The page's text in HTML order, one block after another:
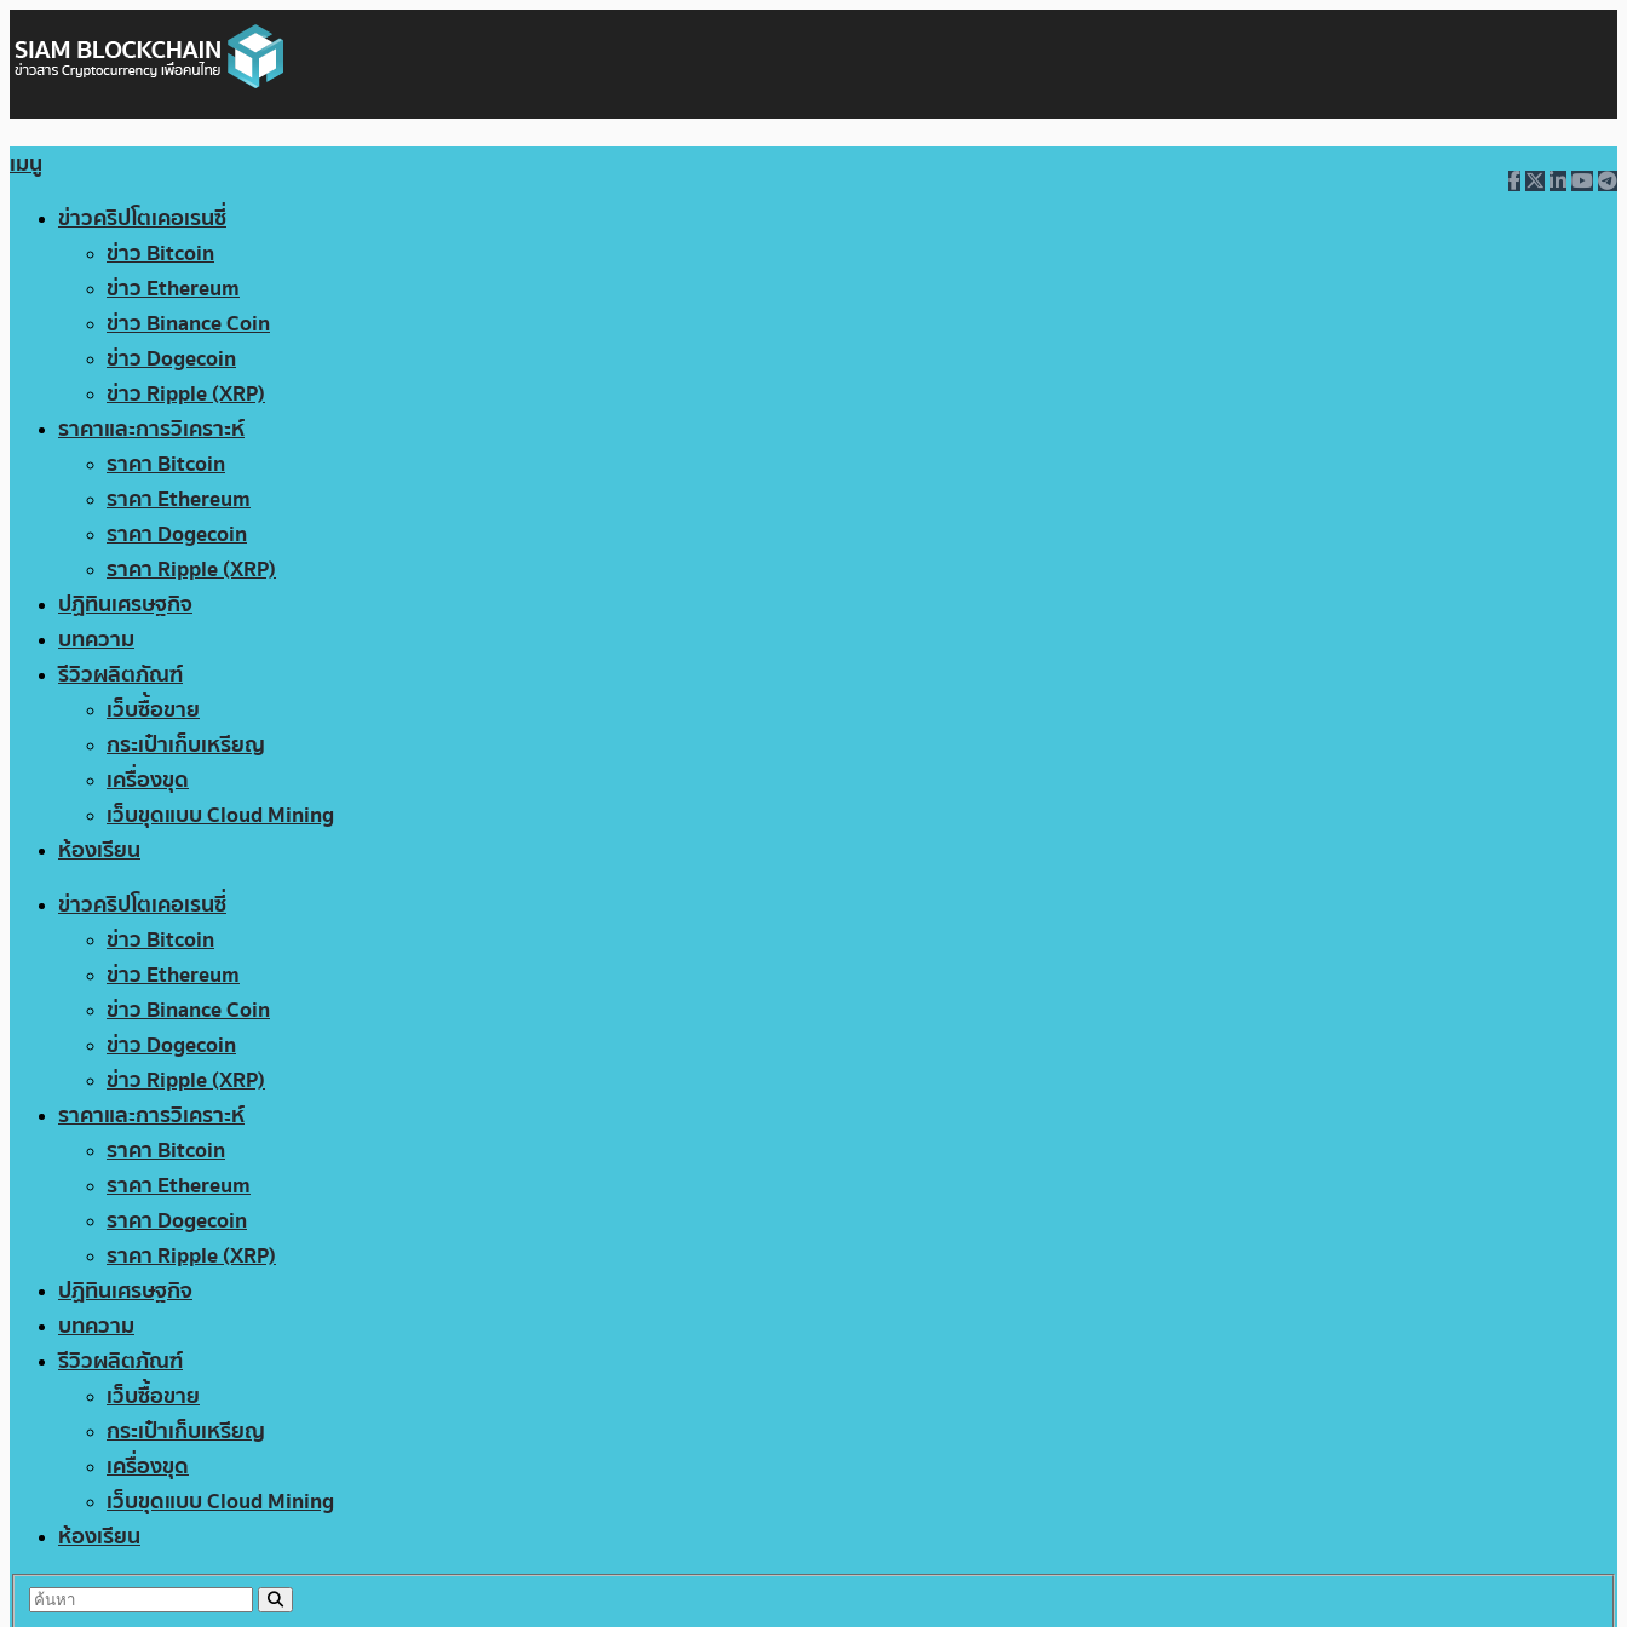
เมนู
ข่าวคริปโตเคอเรนซี่
ข่าว Bitcoin
ข่าว Ethereum
ข่าว Binance Coin
ข่าว Dogecoin
ข่าว Ripple (XRP)
ราคาและการวิเคราะห์
ราคา Bitcoin
ราคา Ethereum
ราคา Dogecoin
ราคา Ripple (XRP)
ปฏิทินเศรษฐกิจ
บทความ
รีวิวผลิตภัณฑ์
เว็บซื้อขาย
กระเป๋าเก็บเหรียญ
เครื่องขุด
เว็บขุดแบบ Cloud Mining
ห้องเรียน
ข่าวคริปโตเคอเรนซี่
ข่าว Bitcoin
ข่าว Ethereum
ข่าว Binance Coin
ข่าว Dogecoin
ข่าว Ripple (XRP)
ราคาและการวิเคราะห์
ราคา Bitcoin
ราคา Ethereum
ราคา Dogecoin
ราคา Ripple (XRP)
ปฏิทินเศรษฐกิจ
บทความ
รีวิวผลิตภัณฑ์
เว็บซื้อขาย
กระเป๋าเก็บเหรียญ
เครื่องขุด
เว็บขุดแบบ Cloud Mining
ห้องเรียน